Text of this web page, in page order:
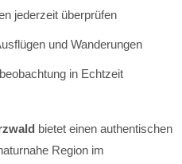
jederzeit überprüfen
und Wanderungen
in Echtzeit
bietet einen authentischen
Region im